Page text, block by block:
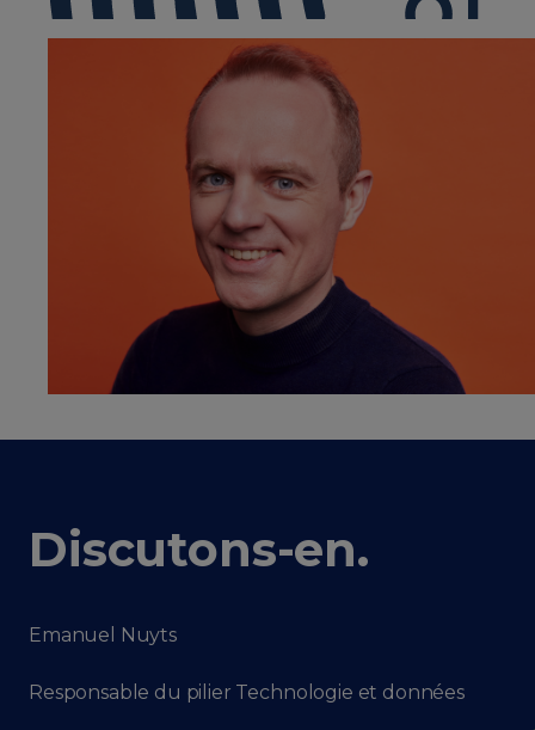
Discutons-en.
Emanuel Nuyts
Responsable du pilier Technologie et données